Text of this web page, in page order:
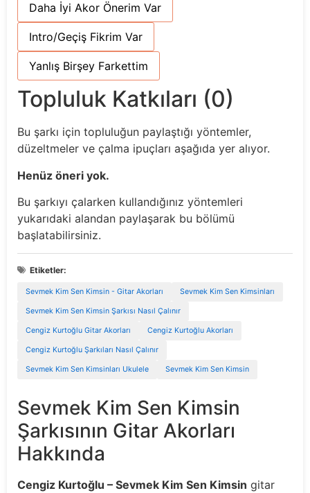
Daha İyi Akor Önerim Var
Intro/Geçiş Fikrim Var
Yanlış Birşey Farkettim
Topluluk Katkıları (0)
Bu şarkı için topluluğun paylaştığı yöntemler,
düzeltmeler ve çalma ipuçları aşağıda yer alıyor.
Henüz öneri yok.
Bu şarkıyı çalarken kullandığınız yöntemleri
yukarıdaki alandan paylaşarak bu bölümü
başlatabilirsiniz.
Etiketler:
Sevmek Kim Sen Kimsin - Gitar Akorları Sevmek Kim Sen Kimsinları
Sevmek Kim Sen Kimsin Şarkısı Nasıl Çalınır
Cengiz Kurtoğlu Gitar Akorları Cengiz Kurtoğlu Akorları
Cengiz Kurtoğlu Şarkıları Nasıl Çalınır
Sevmek Kim Sen Kimsinları Ukulele Sevmek Kim Sen Kimsin
Sevmek Kim Sen Kimsin
Şarkısının Gitar Akorları
Hakkında
Cengiz Kurtoğlu – Sevmek Kim Sen Kimsin gitar